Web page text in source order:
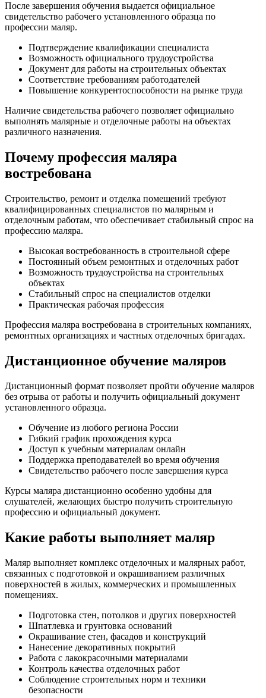
После завершения обучения выдается официальное
свидетельство рабочего установленного образца по
профессии маляр.
Подтверждение квалификации специалиста
Возможность официального трудоустройства
Документ для работы на строительных объектах
Соответствие требованиям работодателей
Повышение конкурентоспособности на рынке труда
Наличие свидетельства рабочего позволяет официально
выполнять малярные и отделочные работы на объектах
различного назначения.
Почему профессия маляра
востребована
Строительство, ремонт и отделка помещений требуют
квалифицированных специалистов по малярным и
отделочным работам, что обеспечивает стабильный спрос на
профессию маляра.
Высокая востребованность в строительной сфере
Постоянный объем ремонтных и отделочных работ
Возможность трудоустройства на строительных
объектах
Стабильный спрос на специалистов отделки
Практическая рабочая профессия
Профессия маляра востребована в строительных компаниях,
ремонтных организациях и частных отделочных бригадах.
Дистанционное обучение маляров
Дистанционный формат позволяет пройти обучение маляров
без отрыва от работы и получить официальный документ
установленного образца.
Обучение из любого региона России
Гибкий график прохождения курса
Доступ к учебным материалам онлайн
Поддержка преподавателей во время обучения
Свидетельство рабочего после завершения курса
Курсы маляра дистанционно особенно удобны для
слушателей, желающих быстро получить строительную
профессию и официальный документ.
Какие работы выполняет маляр
Маляр выполняет комплекс отделочных и малярных работ,
связанных с подготовкой и окрашиванием различных
поверхностей в жилых, коммерческих и промышленных
помещениях.
Подготовка стен, потолков и других поверхностей
Шпатлевка и грунтовка оснований
Окрашивание стен, фасадов и конструкций
Нанесение декоративных покрытий
Работа с лакокрасочными материалами
Контроль качества отделочных работ
Соблюдение строительных норм и техники
безопасности